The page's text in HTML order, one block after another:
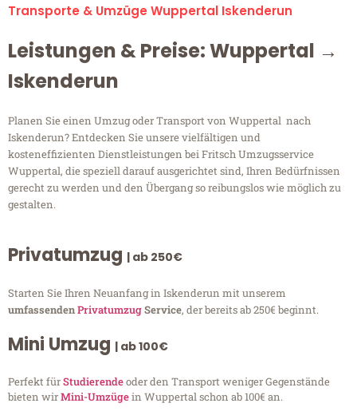
Transporte & Umzüge Wuppertal Iskenderun
Leistungen & Preise: Wuppertal →
Iskenderun
Planen Sie einen Umzug oder Transport von Wuppertal nach
Iskenderun? Entdecken Sie unsere vielfältigen und
kosteneffizienten Dienstleistungen bei Fritsch Umzugsservice
Wuppertal, die speziell darauf ausgerichtet sind, Ihren Bedürfnissen
gerecht zu werden und den Übergang so reibungslos wie möglich zu
gestalten.
Privatumzug | ab 250€
Starten Sie Ihren Neuanfang in Iskenderun mit unserem
umfassendenPrivatumzugService, der bereits ab 250€ beginnt.
Mini Umzug | ab 100€
Perfekt fürStudierendeoder den Transport weniger Gegenstände
bieten wirMini-Umzügein Wuppertal schon ab 100€ an.